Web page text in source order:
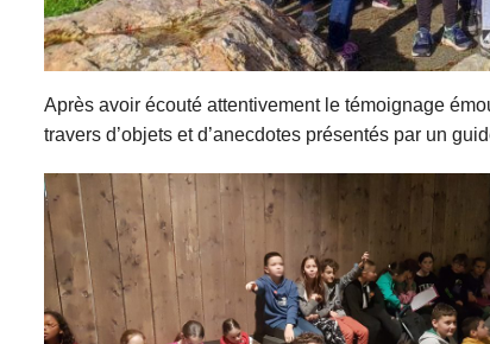
Après avoir écouté attentivement le témoignage
travers d’objets et d’anecdotes présentés par un